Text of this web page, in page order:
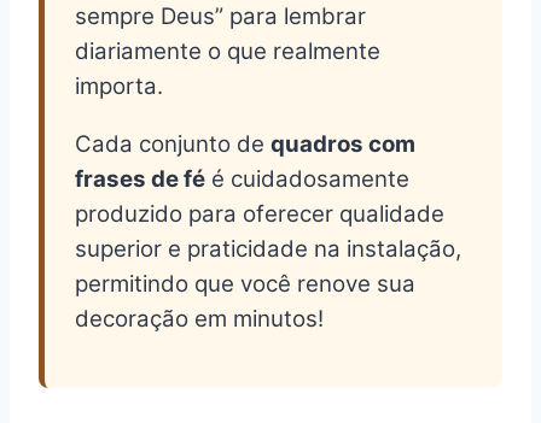
sempre Deus” para lembrar
diariamente o que realmente
importa.
Cada conjunto de quadros com
frases de fé é cuidadosamente
produzido para oferecer qualidade
superior e praticidade na instalação,
permitindo que você renove sua
decoração em minutos!